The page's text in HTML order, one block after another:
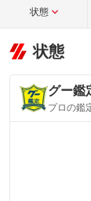
状態
状態
グー鑑
プロの鑑